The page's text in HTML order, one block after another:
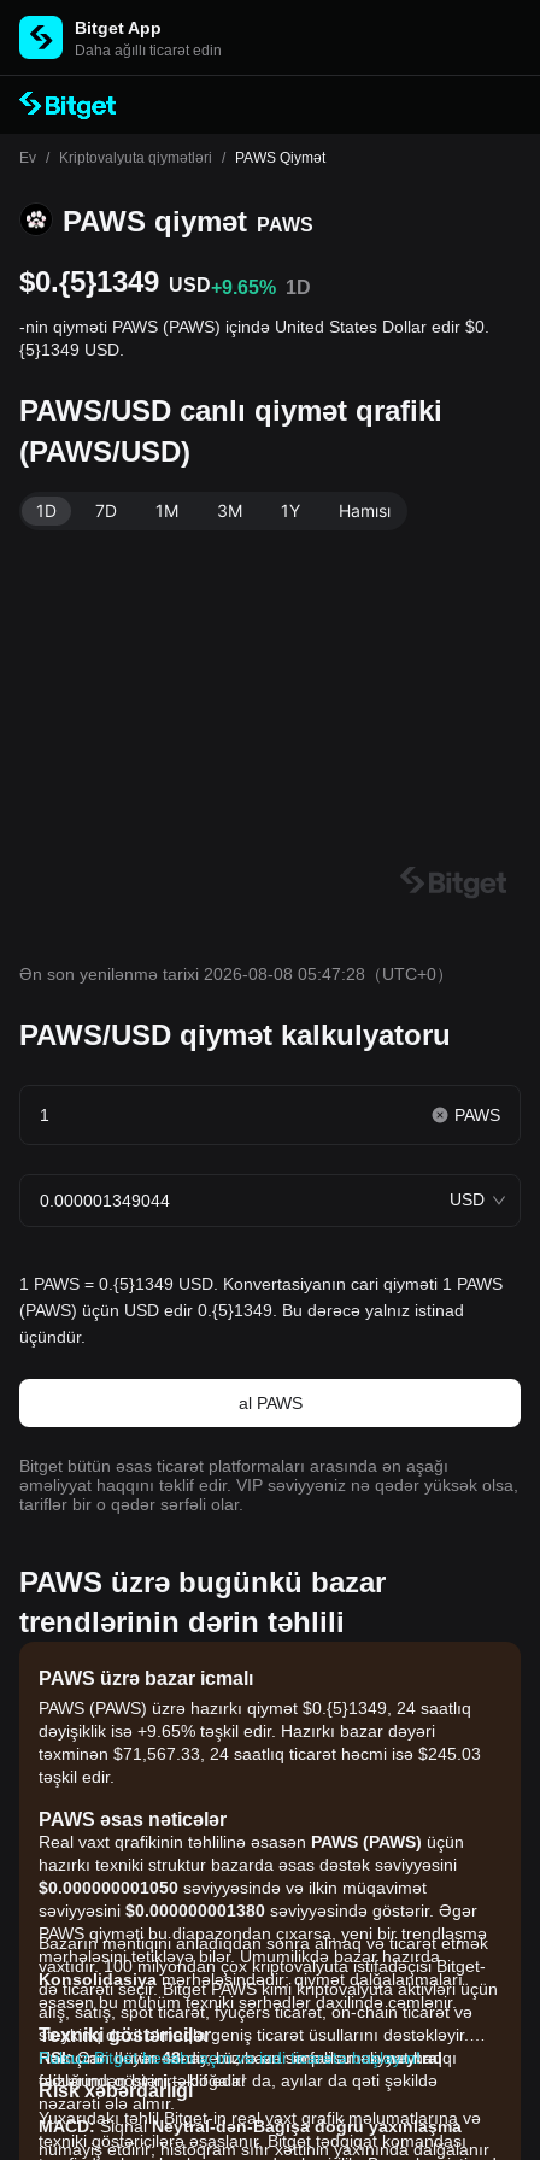
Bitget App
Daha ağıllı ticarət edin
Ev / Kriptovalyuta qiymətləri / PAWS Qiymət
PAWS qiymət PAWS
$0.{5}1349 USD+9.65% 1D
-nin qiyməti PAWS (PAWS) içində United States Dollar edir $0.
{5}1349 USD.
PAWS/USD canlı qiymət qrafiki
(PAWS/USD)
1D 7D 1M 3M 1Y Hamısı
Ən son yenilənmə tarixi 2026-08-08 05:47:28 （UTC+0）
PAWS/USD qiymət kalkulyatoru
PAWS
USD
1 PAWS = 0.{5}1349 USD. Konvertasiyanın cari qiyməti 1 PAWS
(PAWS) üçün USD edir 0.{5}1349. Bu dərəcə yalnız istinad
üçündür.
al PAWS
Bitget bütün əsas ticarət platformaları arasında ən aşağı
əməliyyat haqqını təklif edir. VIP səviyyəniz nə qədər yüksək olsa,
tariflər bir o qədər sərfəli olar.
PAWS üzrə bugünkü bazar
trendlərinin dərin təhlili
PAWS üzrə bazar icmalı
PAWS (PAWS) üzrə hazırkı qiymət $0.{​5}1349, 24 saatlıq
dəyişiklik isə +9.65% təşkil edir. Hazırkı bazar dəyəri
təxminən $71,567.33, 24 saatlıq ticarət həcmi isə $245.03
təşkil edir.
PAWS əsas nəticələr
Real vaxt qrafikinin təhlilinə əsasən PAWS (PAWS) üçün
hazırkı texniki struktur bazarda əsas dəstək səviyyəsini
$0.000000001050 səviyyəsində və ilkin müqavimət
səviyyəsini $0.000000001380 səviyyəsində göstərir. Əgər
PAWS qiyməti bu diapazondan çıxarsa, yeni bir trendləşmə
mərhələsini tetikləyə bilər. Ümumilikdə bazar hazırda
Konsolidasiyamərhələsindədir; qiymət dalğalanmaları
əsasən bu mühüm texniki sərhədlər daxilində cəmlənir.
Texniki göstəricilər
RSI:Cari dəyər48-dir; bu, bazar impulsununneytral
olduğunu göstərir—boğalar da, ayılar da qəti şəkildə
nəzarəti ələ almır.
MACD:SiqnalNeytral-dən-Bağışa doğru yaxınlaşma
nümayiş etdirir; histoqram sıfır xəttinin yaxınında dalğalanır
Bazarın məntiqini anladıqdan sonra almaq və ticarət etmək
vaxtıdır. 100 milyondan çox kriptovalyuta istifadəçisi Bitget-
də ticarəti seçir. Bitget PAWS kimi kriptovalyuta aktivləri üçün
alış, satış, spot ticarət, fyuçers ticarət, on-chain ticarət və
steykinq daxil olmaqla geniş ticarət üsullarını dəstəkləyir.
Həmçinin bütün sənaye üzrə ən sərfəli əməliyyat haqqı
faizlərindən birini təklif edir!
Pulsuz Bitget hesabı açın və indi ticarətə başlayın!
Risk xəbərdarlığı
Yuxarıdakı təhlil Bitget-in real vaxt qrafik məlumatlarına və
texniki göstəricilərə əsaslanır, Bitget tədqiqat komandası